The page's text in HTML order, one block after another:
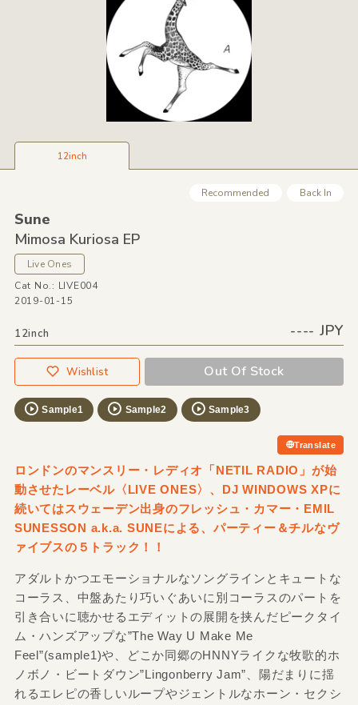
12inch
Recommended Back In
Sune
Mimosa Kuriosa EP
Live Ones
Cat No.: LIVE004
2019-01-15
12inch ---- JPY
Wishlist Out Of Stock
Sample1 Sample2 Sample3
Translate
ロンドンのマンスリー・レディオ「NETIL RADIO」が始
動させたレーベル〈LIVE ONES〉、DJ WINDOWS XPに
続いてはスウェーデン出身のフレッシュ・カマー・EMIL
SUNESSON a.k.a. SUNEによる、パーティー＆チルなヴ
ァイブスの５トラック！！
アダルトかつエモーショナルなソングラインとキュートな
コーラス、中盤あたり巧いぐあいに別コーラスのパートを
引き合いに聴かせるエディットの展開を挟んだピークタイ
ム・ハンズアップな”The Way U Make Me
Feel”(sample1)や、どこか同郷のHNNYライクな牧歌的ホ
ノボノ・ビートダウン”Lingonberry Jam”、陽だまりに揺
れるエレピの香しいループやジェントルなホーン・セクシ